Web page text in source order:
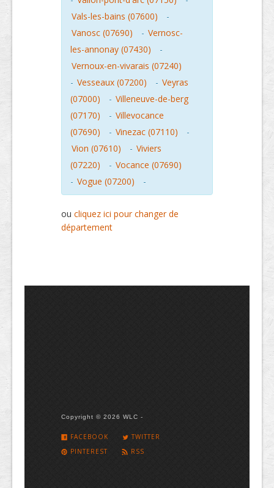
Vals-les-bains (07600)
-
Vanosc (07690)
- Vernosc-
les-annonay (07430)
-
Vernoux-en-vivarais (07240)
- Vesseaux (07200) - Veyras
(07000)
- Villeneuve-de-berg
(07170)
- Villevocance
(07690)
- Vinezac (07110)
-
Vion (07610)
- Viviers
(07220)
- Vocance (07690)
- Vogue (07200) -
ou cliquez ici pour changer de
département
Copyright © 2026 WLC -
FACEBOOK
TWITTER
PINTEREST
RSS